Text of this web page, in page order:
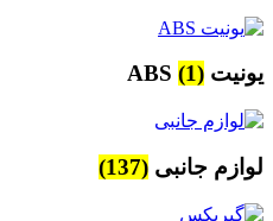
یونیت ABS (1)
لوازم جانبی (137)